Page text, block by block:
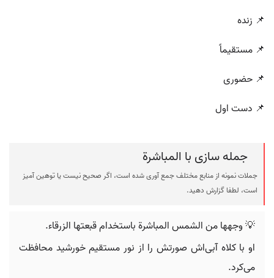
📌 زنده
📌 مستقیماً
📌 حضوری
📌 دست اول
جمله سازی با المباشرة
جملات نمونه از منابع مختلف جمع آوری شده است، اگر صحیح نیست یا توهین آمیز
است، لطفا گزارش دهید.
💡 وجهها من الشمس المباشرة باستخدام قبعتها الزرقاء.
او با کلاه آبی‌اش صورتش را از نور مستقیم خورشید محافظت
می‌کرد.